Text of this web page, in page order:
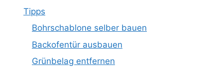
Tipps
Bohrschablone selber bauen
Backofentür ausbauen
Grünbelag entfernen